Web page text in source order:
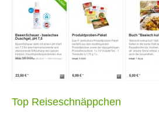
Top Reiseschnäppchen